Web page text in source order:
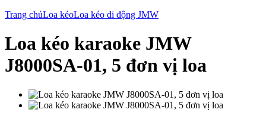
Trang chủLoa kéoLoa kéo di động JMW
Loa kéo karaoke JMW
J8000SA-01, 5 đơn vị loa